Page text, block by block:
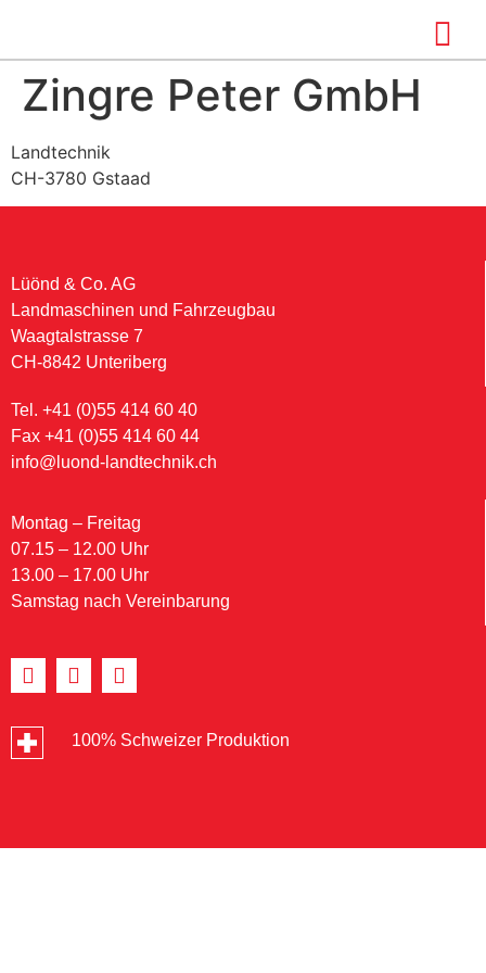
Zingre Peter GmbH
Landtechnik
CH-3780 Gstaad
Lüönd & Co. AG
Landmaschinen und Fahrzeugbau
Waagtalstrasse 7
CH-8842 Unteriberg
Tel. +41 (0)55 414 60 40
Fax +41 (0)55 414 60 44
info@luond-landtechnik.ch
Montag – Freitag
07.15 – 12.00 Uhr
13.00 – 17.00 Uhr
Samstag nach Vereinbarung
100% Schweizer Produktion